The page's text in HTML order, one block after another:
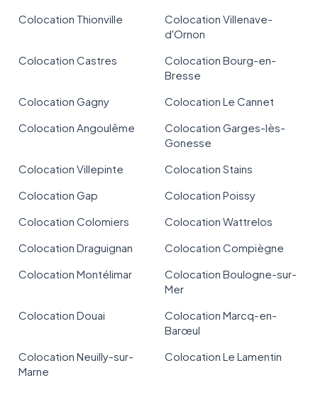
Colocation Thionville
Colocation Villenave-
d'Ornon
Colocation Castres
Colocation Bourg-en-
Bresse
Colocation Gagny
Colocation Le Cannet
Colocation Angoulême
Colocation Garges-lès-
Gonesse
Colocation Villepinte
Colocation Stains
Colocation Gap
Colocation Poissy
Colocation Colomiers
Colocation Wattrelos
Colocation Draguignan
Colocation Compiègne
Colocation Montélimar
Colocation Boulogne-sur-
Mer
Colocation Douai
Colocation Marcq-en-
Barœul
Colocation Neuilly-sur-
Marne
Colocation Le Lamentin